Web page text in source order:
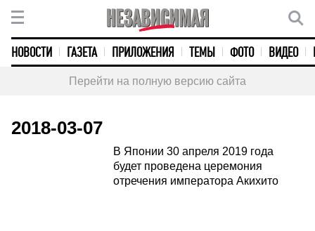
НОВОСТИ ГАЗЕТА ПРИЛОЖЕНИЯ ТЕМЫ ФОТО ВИДЕО
Перейти на полную версию сайта
2018-03-07
В Японии 30 апреля 2019 года
будет проведена церемония
отречения императора Акихито